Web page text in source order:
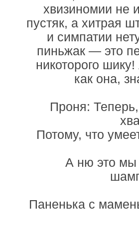
хвизиномии не
пустяк, а хитрая
и симпатии
пиньжак — это
никоторого
как она,
Проня:
Потому, что
А ню это мы
Паненька с